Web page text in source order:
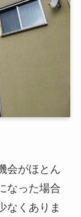
会がほとん
なった場合
なくありま